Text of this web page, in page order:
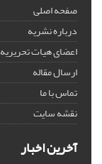
صفحه اصلی
درباره نشریه
اعضای هیات تحریریه
ارسال مقاله
تماس با ما
نقشه سایت
آخرین اخبار